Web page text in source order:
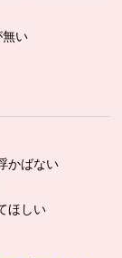
い
かばない
ほしい